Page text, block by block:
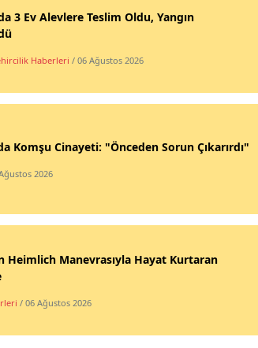
3 Ev Alevlere Teslim Oldu, Yangın
Haberleri / 06 Ağustos 2026
Komşu Cinayeti: "Önceden Sorun Çıkarırdı"
2026
Heimlich Manevrasıyla Hayat Kurtaran
/ 06 Ağustos 2026